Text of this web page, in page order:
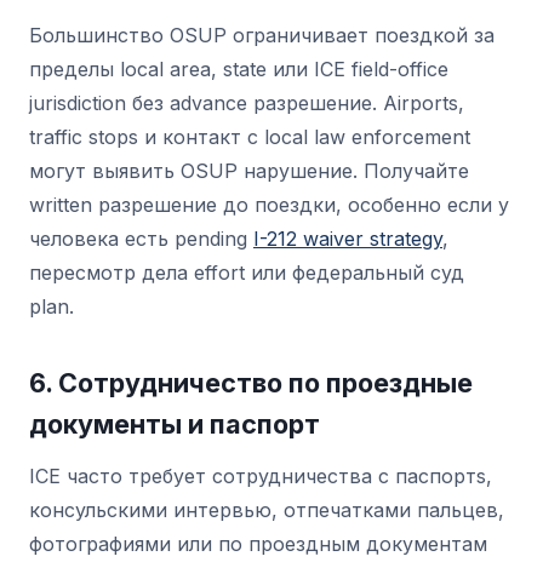
Большинство OSUP ограничивает поездкой за
пределы local area, state или ICE field-office
jurisdiction без advance разрешение. Airports,
traffic stops и контакт с local law enforcement
могут выявить OSUP нарушение. Получайте
written разрешение до поездки, особенно если у
человека есть pending I-212 waiver strategy,
пересмотр дела effort или федеральный суд
plan.
6. Сотрудничество по проездные
документы и паспорт
ICE часто требует сотрудничества с паспортs,
консульскими интервью, отпечатками пальцев,
фотографиями или по проездным документам